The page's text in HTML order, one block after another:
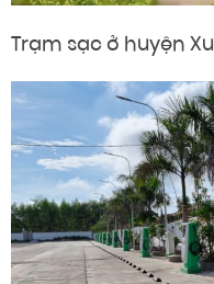
Trạm sạc ở huyện